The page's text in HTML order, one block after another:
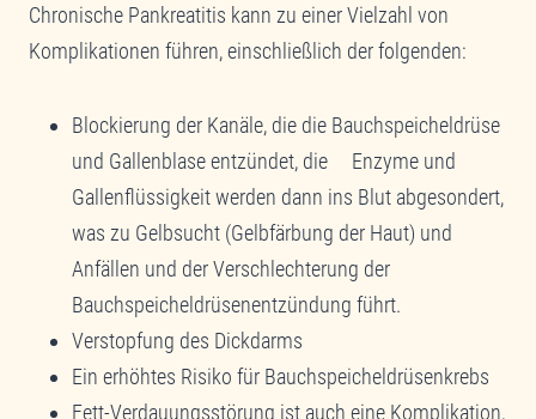
Chronische Pankreatitis kann zu einer Vielzahl von
Komplikationen führen, einschließlich der folgenden:
Blockierung der Kanäle, die die Bauchspeicheldrüse
und Gallenblase entzündet, die Enzyme und
Gallenflüssigkeit werden dann ins Blut abgesondert,
was zu Gelbsucht (Gelbfärbung der Haut) und
Anfällen und der Verschlechterung der
Bauchspeicheldrüsenentzündung führt.
Verstopfung des Dickdarms
Ein erhöhtes Risiko für Bauchspeicheldrüsenkrebs
Fett-Verdauungsstörung ist auch eine Komplikation,